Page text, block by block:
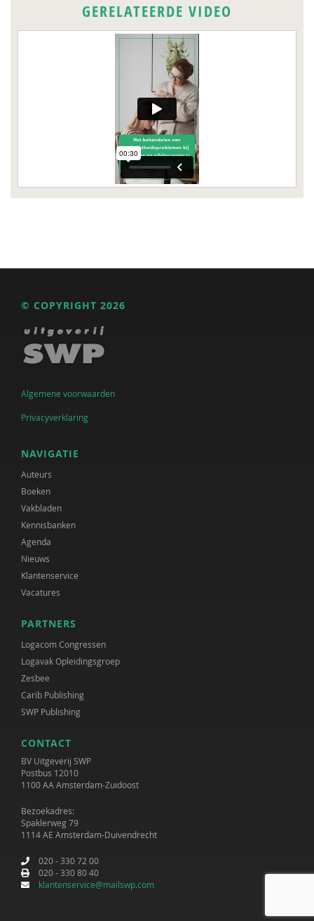
GERELATEERDE VIDEO
© COPYRIGHT 2026
Algemene voorwaarden
Privacyverklaring
NAVIGATIE
Auteurs
Boeken
Vakbladen
Kennisbanken
Agenda
Nieuws
Klantenservice
Vacatures
PARTNERS
Logacom Congressen
Logavak Opleidingsgroep
Zesbee
Carib Publishing
SWP Publishing
CONTACT
BV Uitgeverij SWP
Postbus 12010
1100 AA Amsterdam-Zuidoost
Bezoekadres:
Spaklerweg 79
1114 AE Amsterdam-Duivendrecht
020 - 330 72 00
020 - 330 80 40
klantenservice@mailswp.com